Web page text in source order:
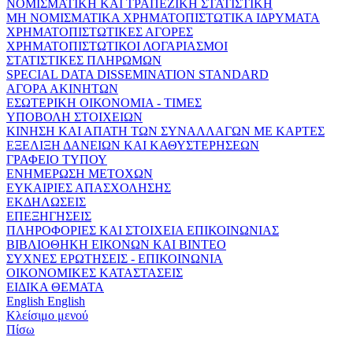
ΝΟΜΙΣΜΑΤΙΚΗ ΚΑΙ ΤΡΑΠΕΖΙΚΗ ΣΤΑΤΙΣΤΙΚΗ
ΜΗ ΝΟΜΙΣΜΑΤΙΚΑ ΧΡΗΜΑΤΟΠΙΣΤΩΤΙΚΑ ΙΔΡΥΜΑΤΑ
ΧΡΗΜΑΤΟΠΙΣΤΩΤΙΚΕΣ ΑΓΟΡΕΣ
ΧΡΗΜΑΤΟΠΙΣΤΩΤΙΚΟΙ ΛΟΓΑΡΙΑΣΜΟΙ
ΣΤΑΤΙΣΤΙΚΕΣ ΠΛΗΡΩΜΩΝ
SPECIAL DATA DISSEMINATION STANDARD
ΑΓΟΡΑ ΑΚΙΝΗΤΩΝ
ΕΣΩΤΕΡΙΚΗ ΟΙΚΟΝΟΜΙΑ - ΤΙΜΕΣ
ΥΠΟΒΟΛΗ ΣΤΟΙΧΕΙΩΝ
ΚΙΝΗΣΗ ΚΑΙ ΑΠΑΤΗ ΤΩΝ ΣΥΝΑΛΛΑΓΩΝ ΜΕ ΚΑΡΤΕΣ
ΕΞΕΛΙΞΗ ΔΑΝΕΙΩΝ ΚΑΙ ΚΑΘΥΣΤΕΡΗΣΕΩΝ
ΓΡΑΦΕΙΟ ΤΥΠΟΥ
ΕΝΗΜΕΡΩΣΗ ΜΕΤΟΧΩΝ
ΕΥΚΑΙΡΙΕΣ ΑΠΑΣΧΟΛΗΣΗΣ
ΕΚΔΗΛΩΣΕΙΣ
ΕΠΕΞΗΓΗΣΕΙΣ
ΠΛΗΡΟΦΟΡΙΕΣ ΚΑΙ ΣΤΟΙΧΕΙΑ ΕΠΙΚΟΙΝΩΝΙΑΣ
ΒΙΒΛΙΟΘΗΚΗ ΕΙΚΟΝΩΝ ΚΑΙ ΒΙΝΤΕΟ
ΣΥΧΝΕΣ ΕΡΩΤΗΣΕΙΣ - ΕΠΙΚΟΙΝΩΝΙΑ
ΟΙΚΟΝΟΜΙΚΕΣ ΚΑΤΑΣΤΑΣΕΙΣ
ΕΙΔΙΚΑ ΘΕΜΑΤΑ
English English
Κλείσιμο μενού
Πίσω